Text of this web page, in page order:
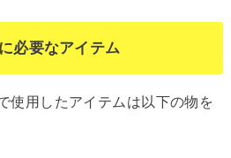
必要なアイテム
使用したアイテムは以下の物を